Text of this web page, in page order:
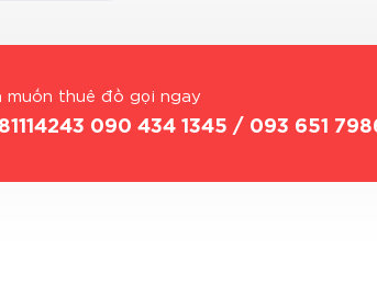
muốn thuê đồ gọi ngay
090 434 1345 / 093 651